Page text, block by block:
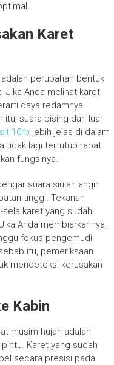
Karet
perubahan bentuk
Jika Anda melihat karet
daya redamnya
itu, suara bising dari luar
10rb lebih jelas di dalam
tidak lagi tertutup rapat
fungsinya.
suara siulan angin
tinggi. Tekanan
karet yang sudah
Anda membiarkannya,
fokus pengemudi
itu, pemeriksaan
mendeteksi kerusakan
Kabin
musim hujan adalah
Karet yang sudah
secara presisi pada